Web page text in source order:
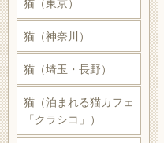
猫（東京）
猫（神奈川）
猫（埼玉・長野）
猫（泊まれる猫カフェ
「クラシコ」）